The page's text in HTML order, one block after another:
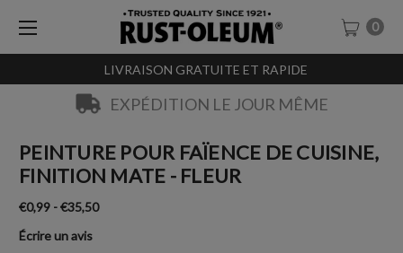
LIVRAISON GRATUITE ET RAPIDE
0
EXPÉDITION LE JOUR MÊME
PEINTURE POUR FAÏENCE DE CUISINE,
FINITION MATE - FLEUR
€0,99 - €35,50
Écrire un avis